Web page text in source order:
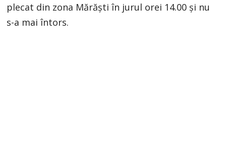
plecat din zona Mărăști în jurul orei 14.00 și nu
s-a mai întors.